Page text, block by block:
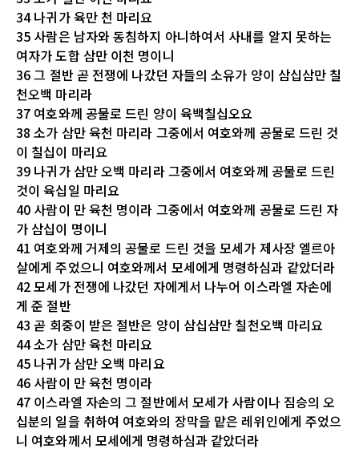
34 나귀가 육만 천 마리요
35 사람은 남자와 동침하지 아니하여서 사내를 알지 못하는
여자가 도합 삼만 이천 명이니
36 그 절반 곧 전쟁에 나갔던 자들의 소유가 양이 삼십삼만 칠
천오백 마리라
37 여호와께 공물로 드린 양이 육백칠십오요
38 소가 삼만 육천 마리라 그중에서 여호와께 공물로 드린 것
이 칠십이 마리요
39 나귀가 삼만 오백 마리라 그중에서 여호와께 공물로 드린
것이 육십일 마리요
40 사람이 만 육천 명이라 그중에서 여호와께 공물로 드린 자
가 삼십이 명이니
41 여호와께 거제의 공물로 드린 것을 모세가 제사장 엘르아
살에게 주었으니 여호와께서 모세에게 명령하심과 같았더라
42 모세가 전쟁에 나갔던 자에게서 나누어 이스라엘 자손에
게 준 절반
43 곧 회중이 받은 절반은 양이 삼십삼만 칠천오백 마리요
44 소가 삼만 육천 마리요
45 나귀가 삼만 오백 마리요
46 사람이 만 육천 명이라
47 이스라엘 자손의 그 절반에서 모세가 사람이나 짐승의 오
십분의 일을 취하여 여호와의 장막을 맡은 레위인에게 주었으
니 여호와께서 모세에게 명령하심과 같았더라